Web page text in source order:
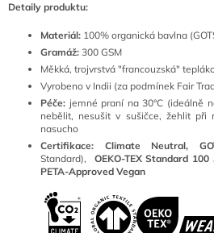
Detaily produktu:
Materiál: 100% organická bavlna
Gramáž: 300 GSM
Měkká, trojvrstvá "francouzská"
Vyrobeno v Indii (za podmínek Fair
Péče: jemné praní na 30°C (ideálně
nebělit, nesušit v sušičce, žehlit při
nasucho
Certifikace: Climate Neutral,
Standard),
OEKO-TEX Standard 100
PETA-Approved Vegan